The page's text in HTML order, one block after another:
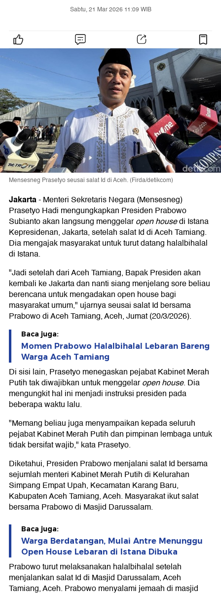
Sabtu, 21 Mar 2026 11:09 WIB
Mensesneg Prasetyo seusai salat Id di Aceh. (Firda/detikcom)
Jakarta-Menteri Sekretaris Negara (Mensesneg)
Prasetyo Hadi mengungkapkan Presiden Prabowo
Subianto akan langsung menggelaropen housedi Istana
Kepresidenan, Jakarta, setelah salat Id di Aceh Tamiang.
Dia mengajak masyarakat untuk turut datang halalbihalal
di Istana.
"Jadi setelah dari Aceh Tamiang, Bapak Presiden akan
kembali ke Jakarta dan nanti siang menjelang sore beliau
berencana untuk mengadakan open house bagi
masyarakat umum," ujarnya seusai salat Id bersama
Prabowo di Aceh Tamiang, Aceh, Jumat (20/3/2026).
Baca juga:
Momen Prabowo Halalbihalal Lebaran Bareng
Warga Aceh Tamiang
Di sisi lain, Prasetyo menegaskan pejabat Kabinet Merah
Putih tak diwajibkan untuk menggelaropen house. Dia
mengungkit hal ini menjadi instruksi presiden pada
beberapa waktu lalu.
"Memang beliau juga menyampaikan kepada seluruh
pejabat Kabinet Merah Putih dan pimpinan lembaga untuk
tidak bersifat wajib," kata Prasetyo.
Diketahui, Presiden Prabowo menjalani salat Id bersama
sejumlah menteri Kabinet Merah Putih di Kelurahan
Simpang Empat Upah, Kecamatan Karang Baru,
Kabupaten Aceh Tamiang, Aceh. Masyarakat ikut salat
bersama Prabowo di Masjid Darussalam.
Baca juga:
Warga Berdatangan, Mulai Antre Menunggu
Open House Lebaran di Istana Dibuka
Prabowo turut melaksanakan halalbihalal setelah
menjalankan salat Id di Masjid Darussalam, Aceh
Tamiang, Aceh. Prabowo menyalami jemaah di masjid